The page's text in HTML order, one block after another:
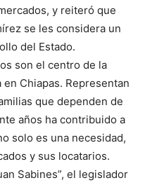
y reiteró que
se les considera un
del Estado.
son el centro de la
Chiapas. Representan
que dependen de
años ha contribuido a
solo es una necesidad,
y sus locatarios.
Sabines”, el legislador